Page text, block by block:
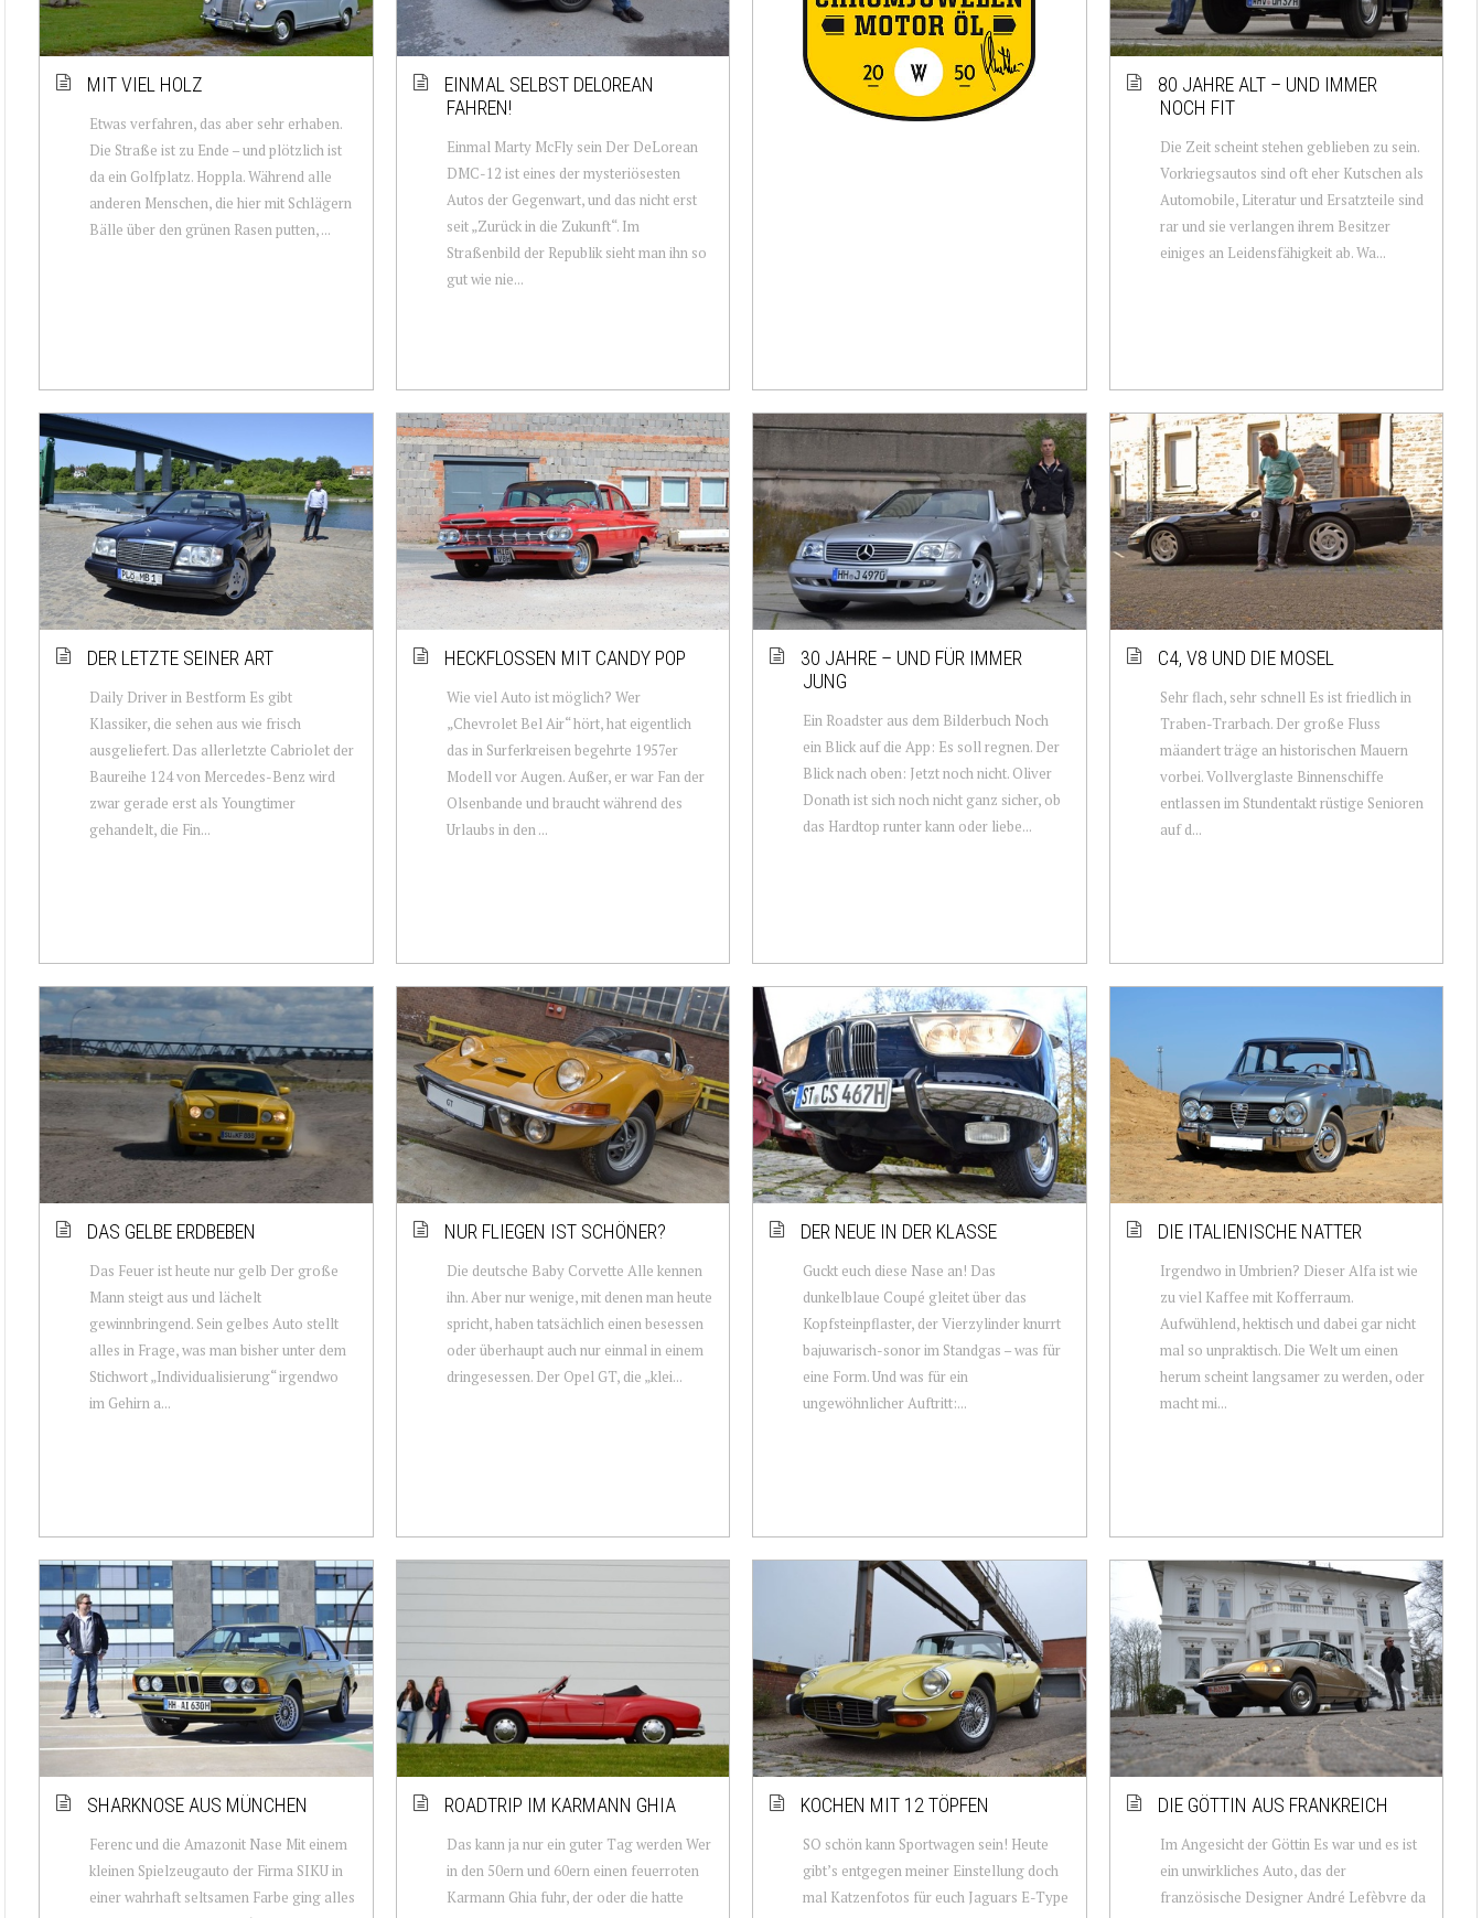
MIT VIEL HOLZ
Etwas verfahren, das aber sehr erhaben.
Die Straße ist zu Ende – und plötzlich ist
da ein Golfplatz. Hoppla. Während alle
anderen Menschen, die hier mit Schlägern
Bälle über den grünen Rasen putten, ...
EINMAL SELBST DELOREAN
FAHREN!
Einmal Marty McFly sein Der DeLorean
DMC-12 ist eines der mysteriösesten
Autos der Gegenwart, und das nicht erst
seit „Zurück in die Zukunft“. Im
Straßenbild der Republik sieht man ihn so
gut wie nie...
80 JAHRE ALT – UND IMMER
NOCH FIT
Die Zeit scheint stehen geblieben zu sein.
Vorkriegsautos sind oft eher Kutschen als
Automobile, Literatur und Ersatzteile sind
rar und sie verlangen ihrem Besitzer
einiges an Leidensfähigkeit ab. Wa...
DER LETZTE SEINER ART
Daily Driver in Bestform Es gibt
Klassiker, die sehen aus wie frisch
ausgeliefert. Das allerletzte Cabriolet der
Baureihe 124 von Mercedes-Benz wird
zwar gerade erst als Youngtimer
gehandelt, die Fin...
HECKFLOSSEN MIT CANDY POP
Wie viel Auto ist möglich? Wer
„Chevrolet Bel Air“ hört, hat eigentlich
das in Surferkreisen begehrte 1957er
Modell vor Augen. Außer, er war Fan der
Olsenbande und braucht während des
Urlaubs in den ...
30 JAHRE – UND FÜR IMMER
JUNG
Ein Roadster aus dem Bilderbuch Noch
ein Blick auf die App: Es soll regnen. Der
Blick nach oben: Jetzt noch nicht. Oliver
Donath ist sich noch nicht ganz sicher, ob
das Hardtop runter kann oder liebe...
C4, V8 UND DIE MOSEL
Sehr flach, sehr schnell Es ist friedlich in
Traben-Trarbach. Der große Fluss
mäandert träge an historischen Mauern
vorbei. Vollverglaste Binnenschiffe
entlassen im Stundentakt rüstige Senioren
auf d...
DAS GELBE ERDBEBEN
Das Feuer ist heute nur gelb Der große
Mann steigt aus und lächelt
gewinnbringend. Sein gelbes Auto stellt
alles in Frage, was man bisher unter dem
Stichwort „Individualisierung“ irgendwo
im Gehirn a...
NUR FLIEGEN IST SCHÖNER?
Die deutsche Baby Corvette Alle kennen
ihn. Aber nur wenige, mit denen man heute
spricht, haben tatsächlich einen besessen
oder überhaupt auch nur einmal in einem
dringesessen. Der Opel GT, die „klei...
DER NEUE IN DER KLASSE
Guckt euch diese Nase an! Das
dunkelblaue Coupé gleitet über das
Kopfsteinpflaster, der Vierzylinder knurrt
bajuwarisch-sonor im Standgas – was für
eine Form. Und was für ein
ungewöhnlicher Auftritt:...
DIE ITALIENISCHE NATTER
Irgendwo in Umbrien? Dieser Alfa ist wie
zu viel Kaffee mit Kofferraum.
Aufwühlend, hektisch und dabei gar nicht
mal so unpraktisch. Die Welt um einen
herum scheint langsamer zu werden, oder
macht mi...
SHARKNOSE AUS MÜNCHEN
Ferenc und die Amazonit Nase Mit einem
kleinen Spielzeugauto der Firma SIKU in
einer wahrhaft seltsamen Farbe ging alles
ROADTRIP IM KARMANN GHIA
Das kann ja nur ein guter Tag werden Wer
in den 50ern und 60ern einen feuerroten
Karmann Ghia fuhr, der oder die hatte
KOCHEN MIT 12 TÖPFEN
SO schön kann Sportwagen sein! Heute
gibt’s entgegen meiner Einstellung doch
mal Katzenfotos für euch Jaguars E-Type
DIE GÖTTIN AUS FRANKREICH
Im Angesicht der Göttin Es war und es ist
ein unwirkliches Auto, das der
französische Designer André Lefèbvre da